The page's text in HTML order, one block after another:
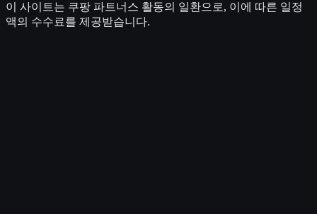
이 사이트는 쿠팡 파트너스 활동의 일환으로, 이에 따른 일정
액의 수수료를 제공받습니다.